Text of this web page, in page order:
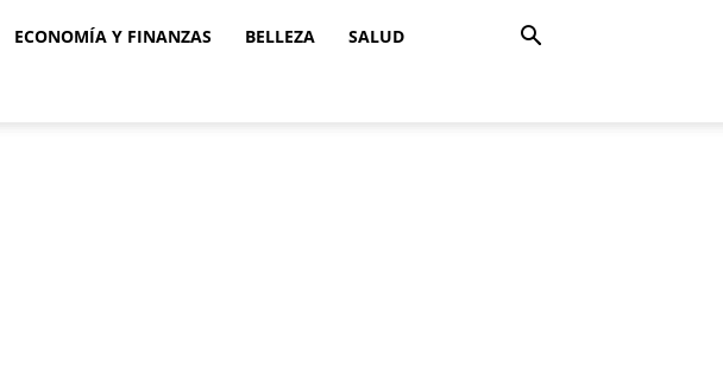
ECONOMÍA Y FINANZAS BELLEZA SALUD